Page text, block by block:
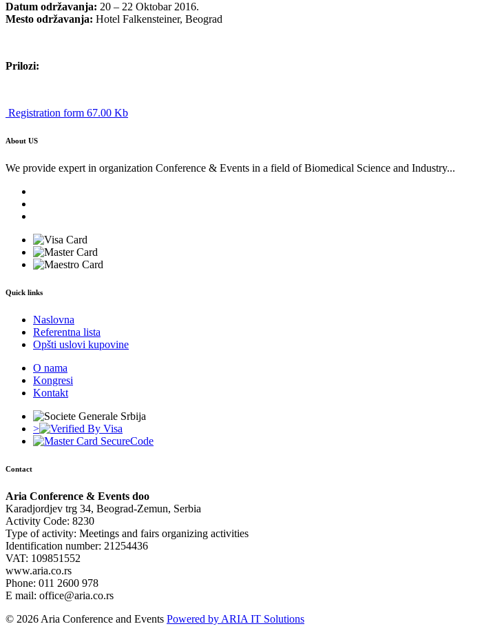
Datum održavanja: 20 – 22 Oktobar 2016.
Mesto održavanja: Hotel Falkensteiner, Beograd
Prilozi:
Registration form 67.00 Kb
About US
We provide expert in organization Conference & Events in a field of Biomedical Science and Industry...
Quick links
Naslovna
Referentna lista
Opšti uslovi kupovine
O nama
Kongresi
Kontakt
>
Contact
Aria Conference & Events doo
Karadjordjev trg 34, Beograd-Zemun, Serbia
Activity Code: 8230
Type of activity: Meetings and fairs organizing activities
Identification number: 21254436
VAT: 109851552
www.aria.co.rs
Phone: 011 2600 978
E mail: office@aria.co.rs
© 2026 Aria Conference and Events Powered by ARIA IT Solutions